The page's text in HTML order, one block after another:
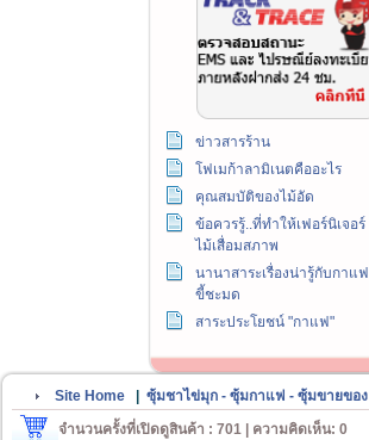
ข่าวสารร้าน
โฟเมก้าลามิเนตคืออะไร
คุณสมบัติของไม้อัด
ข้อควรรู้..ที่ทำให้เฟอร์นิเจอร์
ไม้เสื่อมสภาพ
นานาสาระเรื่องน่ารู้กับกาแฟ
ขี้ชะมด
สาระประโยชน์ "กาแฟ"
Site Home ซุ้มชาไข่มุก - ซุ้มกาแฟ - ซุ้มขายของ
จำนวนครั้งที่เปิดดูสินค้า : 701 | ความคิดเห็น: 0